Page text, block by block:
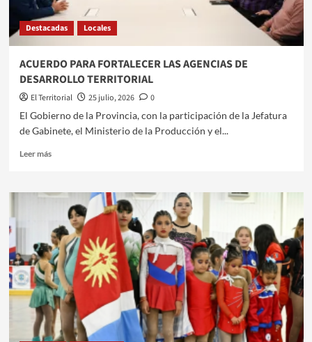
473°
ANIVERSARIO
DE
DE
CIUDADES
Destacadas Locales
ACUERDO PARA FORTALECER LAS AGENCIAS DE
DESARROLLO TERRITORIAL
El Territorial 25 julio, 2026
0
El Gobierno de la Provincia, con la participación de la Jefatura
de Gabinete, el Ministerio de la Producción y el...
Leer másLeer
ACUERDO
PARA
FORTALECER
LAS
AGENCIAS
DE
DESARROLLO
TERRITORIAL